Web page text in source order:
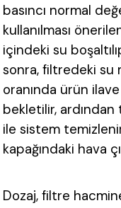
basıncı normal
kullanılması
içindeki su
sonra, filtredeki su
oranında ürün ilave
bekletilir, ardından
ile sistem
kapağındaki hava
Dozaj, filtre